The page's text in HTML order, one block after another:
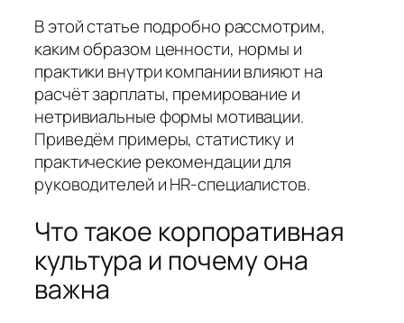
В этой статье подробно рассмотрим,
каким образом ценности, нормы и
практики внутри компании влияют на
расчёт зарплаты, премирование и
нетривиальные формы мотивации.
Приведём примеры, статистику и
практические рекомендации для
руководителей и HR-специалистов.
Что такое корпоративная
культура и почему она
важна